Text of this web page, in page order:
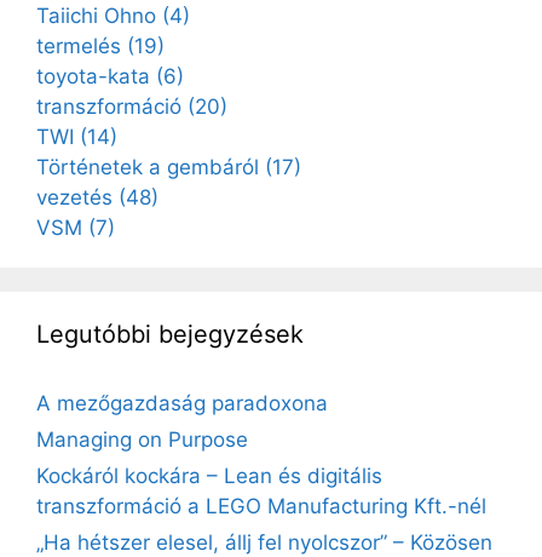
Taiichi Ohno (4)
termelés (19)
toyota-kata (6)
transzformáció (20)
TWI (14)
Történetek a gembáról (17)
vezetés (48)
VSM (7)
Legutóbbi bejegyzések
A mezőgazdaság paradoxona
Managing on Purpose
Kockáról kockára – Lean és digitális
transzformáció a LEGO Manufacturing Kft.-nél
„Ha hétszer elesel, állj fel nyolcszor” – Közösen